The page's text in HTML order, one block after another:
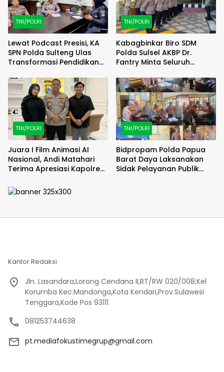
TNI/POLRI
Lewat Podcast Presisi, KA
SPN Polda Sulteng Ulas
Transformasi Pendidikan
TNI/POLRI
Kabagbinkar Biro SDM
Polda Sulsel AKBP Dr.
Fantry Minta Seluruh
Debu
TNI/POLRI
Juara I Film Animasi AI
Nasional, Andi Matahari
Terima Apresiasi Kapolres
TNI/POLRI
Bidpropam Polda Papua
Barat Daya Laksanakan
Sidak Pelayanan Publik
Kantor Redaksi
Jln. Lasandara,Lorong Cendana II,RT/RW 020/008;Kel
Korumba Kec.Mandonga,Kota Kendari,Prov.Sulawesi
Tenggara,Kode Pos 93111
081253744638
pt.mediafokustimegrup@gmail.com